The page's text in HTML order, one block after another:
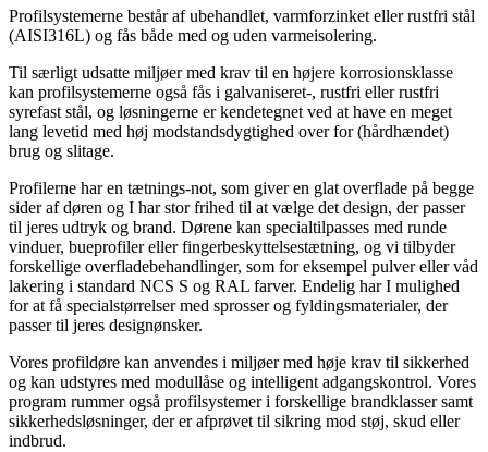
Profilsystemerne består af ubehandlet, varmforzinket eller rustfri stål
(AISI316L) og fås både med og uden varmeisolering.
Til særligt udsatte miljøer med krav til en højere korrosionsklasse
kan profilsystemerne også fås i galvaniseret-, rustfri eller rustfri
syrefast stål, og løsningerne er kendetegnet ved at have en meget
lang levetid med høj modstandsdygtighed over for (hårdhændet)
brug og slitage.
Profilerne har en tætnings-not, som giver en glat overflade på begge
sider af døren og I har stor frihed til at vælge det design, der passer
til jeres udtryk og brand. Dørene kan specialtilpasses med runde
vinduer, bueprofiler eller fingerbeskyttelsestætning, og vi tilbyder
forskellige overfladebehandlinger, som for eksempel pulver­ eller våd
lakering i standard NCS S­ og RAL farver. Endelig har I mulighed
for at få specialstørrelser med sprosser og fyldingsmaterialer, der
passer til jeres designønsker.
Vores profildøre kan anvendes i miljøer med høje krav til sikkerhed
og kan udstyres med modullåse og intelligent adgangskontrol. Vores
program rummer også profilsystemer i forskellige brandklasser samt
sikkerhedsløsninger, der er afprøvet til sikring mod støj, skud eller
indbrud.